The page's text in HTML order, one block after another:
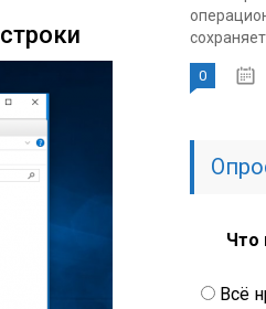
сохраняет...
0
Что
Всё